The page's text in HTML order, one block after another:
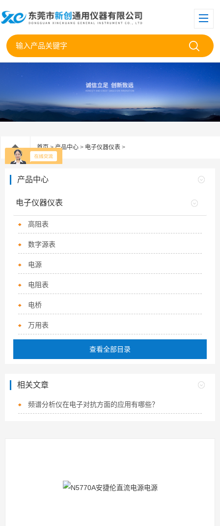
首页>产品中心 > 电子仪器仪表 >
产品中心
电子仪器仪表
高阻表
数字源表
电源
电阻表
电桥
万用表
查看全部目录
相关文章
频谱分析仪在电子对抗方面的应用有哪些？